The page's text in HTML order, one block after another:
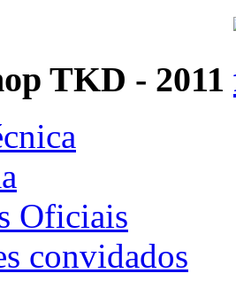
TKD - 2011
Oficiais
convidados